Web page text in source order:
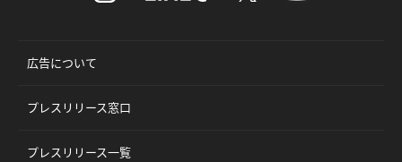
広告について
プレスリリース窓口
プレスリリース一覧